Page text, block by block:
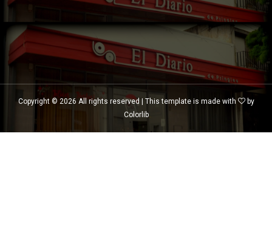
Copyright © 2026 All rights reserved | This template is made with
by
Colorlib